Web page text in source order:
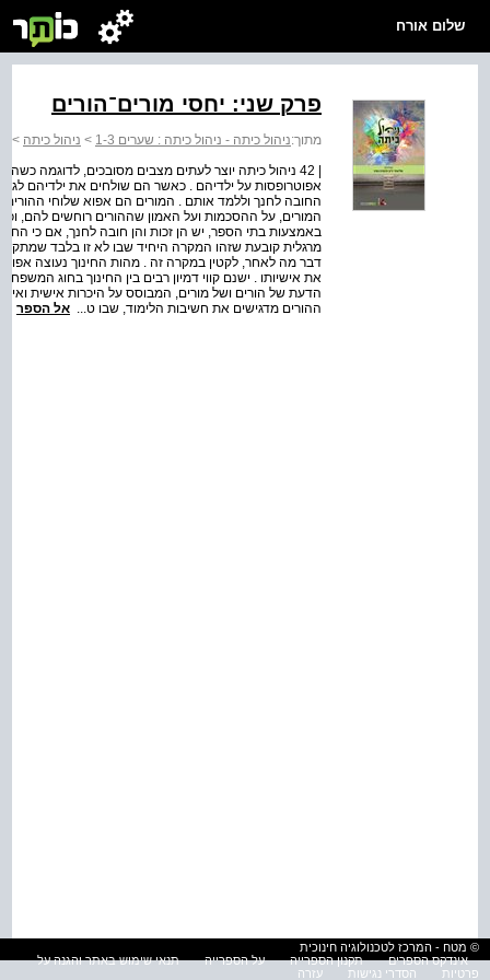
שלום אורח
פרק שני: יחסי מורים־הורים
מתוך:ניהול כיתה - ניהול כיתה : שערים 1-3 > ניהול כיתה >
| 42 ניהול כיתה יוצר לעתים מצבים מסובכים, לדוגמה
אפוטרופסות על ילדיהם . כאשר הם שולחים את ילדיהם
החובה לחנך וללמד אותם . המורים הם אפוא שלוחי
המורים, על ההסכמות ועל האמון שההורים רוחשים להם,
באמצעות בתי הספר, יש הן זכות והן חובה לחנך, אם כי
מרגלית קובעת שזהו המקרה היחיד שבו לא זו בלבד
דבר מה לאחר, לקטין במקרה זה . מהות החינוך נעוצה
את אישיותו . ישנם קווי דמיון רבים בין החינוך בחוג
הדעת של הורים ושל מורים, המבוסס על היכרות אישית
ההורים מדגישים את חשיבות הלימוד, שבו ט... אל הספר
© מטח - המרכז לטכנולוגיה חינוכית
אינדקס הספרים
תקנון הספרייה על הספרייה
תנאי שימוש באתר והגנה על
פרטיות
הסדרי נגישות עזרה